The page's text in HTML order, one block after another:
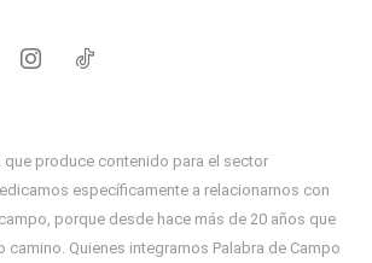
que produce contenido para el sector
específicamente a relacionarnos con
porque desde hace más de 20 años que
camino. Quienes integramos Palabra de Campo